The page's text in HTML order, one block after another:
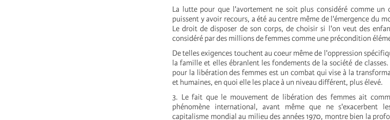
La lutte pour que l'avortement ne soit plus considéré comme un
puissent y avoir recours, a été au centre même de l'émergence du
Le droit de disposer de son corps, de choisir si l'on veut des
considéré par des millions de femmes comme une précondition
De telles exigences touchent au coeur même de l'oppression
la famille et elles ébranlent les fondements de la société de
pour la libération des femmes est un combat qui vise à la
et humaines, en quoi elle les place à un niveau différent, plus élevé.
3. Le fait que le mouvement de libération des femmes ait
phénomène international, avant même que ne s'exacerbent
capitalisme mondial au milieu des années 1970, montre bien la